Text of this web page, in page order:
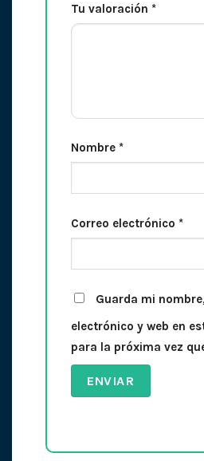
Tu valoración *
Nombre *
Correo electrónico *
Guarda mi
electrónico y web en
para la próxima vez